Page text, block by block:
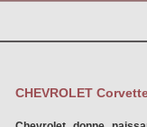
CHEVROLET